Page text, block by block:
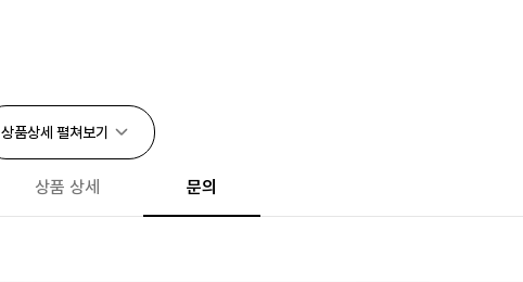
상품상세 펼쳐보기
상품 상세 문의